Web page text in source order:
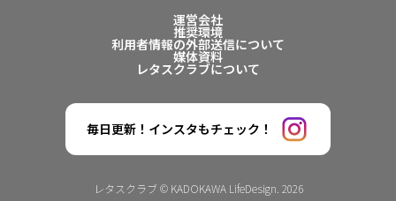
運営会社
推奨環境
利用者情報の外部送信について
媒体資料
レタスクラブについて
毎日更新！インスタもチェック！
レタスクラブ © KADOKAWA LifeDesign. 2026